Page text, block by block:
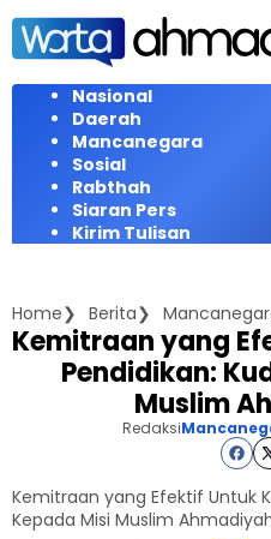
Langsung
konten
Nasional
Daerah
Mancanegara
Sosial
Rabthah
Siaran Pers
Kirim Tulisan
Home Berita
Kemitraan yang
Pendidikan:
Muslim
Redaksi
Kemitraan yang Efektif Untuk
Kepada Misi Muslim